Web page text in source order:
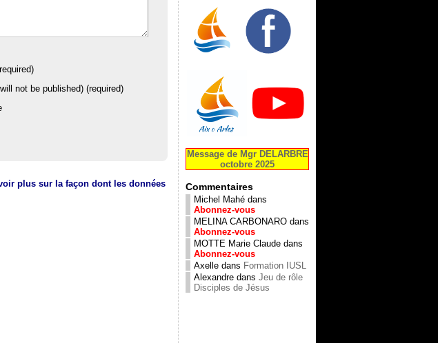
not be published) (required)
plus sur la façon dont les données
Message de Mgr DELARBRE
octobre 2025
Commentaires
Michel Mahé dans
Abonnez-vous
MELINA CARBONARO dans
Abonnez-vous
MOTTE Marie Claude dans
Abonnez-vous
Axelle dans Formation IUSL
Alexandre dans Jeu de rôle
Disciples de Jésus